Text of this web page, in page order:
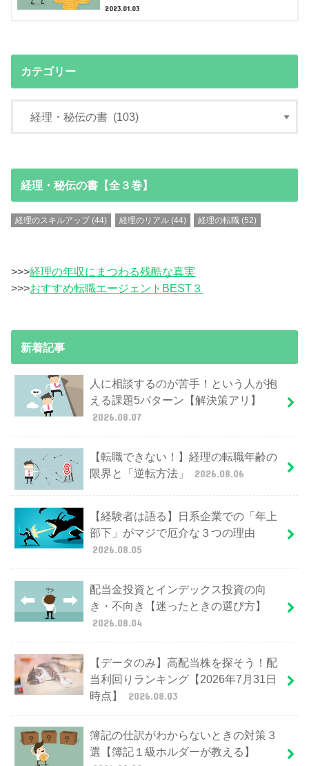
2023.01.03
カテゴリー
経理・秘伝の書【全３巻】
経理のスキルアップ (44) 経理のリアル(44) 経理の転職 (52)
>>>経理の年収にまつわる残酷な真実
>>>おすすめ転職エージェントBEST３
新着記事
人に相談するのが苦手！という人が抱
える課題5パターン【解決策アリ】
2026.08.07
【転職できない！】経理の転職年齢の
限界と「逆転方法」
2026.08.06
【経験者は語る】日系企業での「年上
部下」がマジで厄介な３つの理由
2026.08.05
配当金投資とインデックス投資の向
き・不向き【迷ったときの選び方】
2026.08.04
【データのみ】高配当株を探そう！配
当利回りランキング【2026年7月31日
時点】
2026.08.03
簿記の仕訳がわからないときの対策３
選【簿記１級ホルダーが教える】